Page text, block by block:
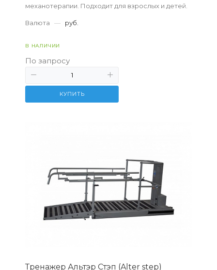
механотерапии. Подходит для взрослых и детей.
Валюта — руб.
В НАЛИЧИИ
По запросу
КУПИТЬ
Тренажер Альтэр Стэп (Alter step)